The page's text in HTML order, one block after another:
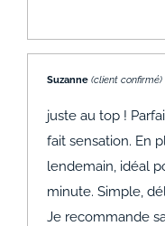
Suzanne (client confirmé)
juste au top !
fait sensation. En
lendemain, idéal
minute. Simple,
Je recommande